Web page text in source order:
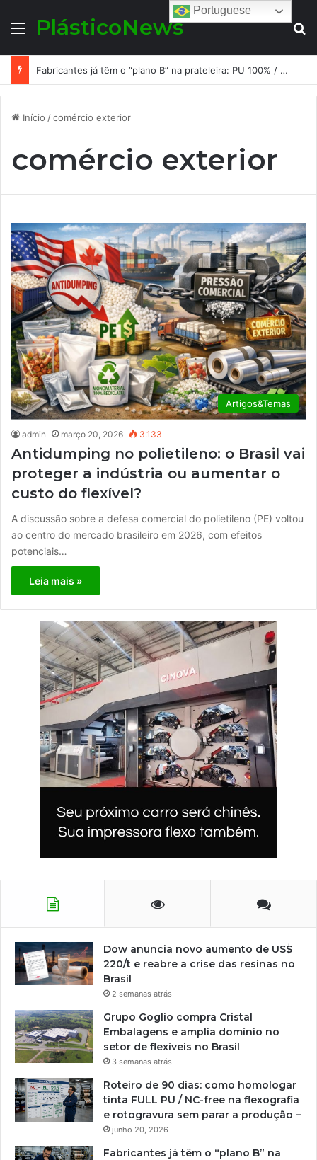
MenuPlásticoNews
Fabricantes já têm o “plano B” na prateleira: PU 100% / NC-free existe, mas ainda é pouco usado: a hora é transformar isso em projeto de resiliência
Início /comércio exterior
comércio exterior
Artigos&Temas
admin março 20, 2026 3.133
Antidumping no polietileno: o Brasil vai
proteger a indústria ou aumentar o
custo do flexível?
A discussão sobre a defesa comercial do polietileno (PE) voltou
ao centro do mercado brasileiro em 2026, com efeitos
potenciais…
Leia mais »
Dow anuncia novo aumento de US$
220/t e reabre a crise das resinas no
Brasil
2 semanas atrás
Grupo Goglio compra Cristal
Embalagens e amplia domínio no
setor de flexíveis no Brasil
3 semanas atrás
Roteiro de 90 dias: como homologar
tinta FULL PU / NC-free na flexografia
e rotogravura sem parar a produção –
junho 20, 2026
Fabricantes já têm o “plano B” na
Portuguese